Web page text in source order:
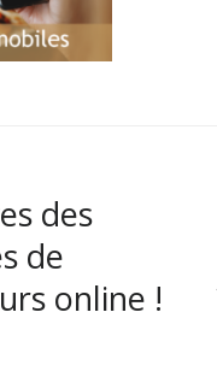
des
de
online !